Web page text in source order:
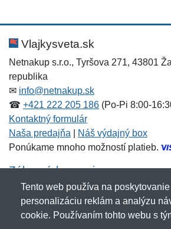
Hodnotenie:
Meno:*
E-mail:
Správa*
Meno:
E-mail:*
Správa*
Vlajkysveta.sk
Netnakup s.r.o., Tyršova 271, 43801
republika
✉ info@netnakup.sk
☎ +421 222 205 186 (Po-Pi 8:00-
Kontaktný formulár
Naša predajňa
Náš výdajný box
Ponúkame mnoho možností platieb.
Zákaznícky servis
Novinky emailom
Tento web používa na
personalizáciu reklám a analýzu
cookie. Používaním tohto webu s